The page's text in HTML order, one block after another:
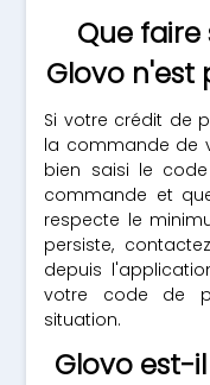
Que
Glovo n'est
Si votre crédit de
la commande de
bien saisi le
commande et
respecte le
persiste,
depuis
votre code de
situation.
Glovo est-